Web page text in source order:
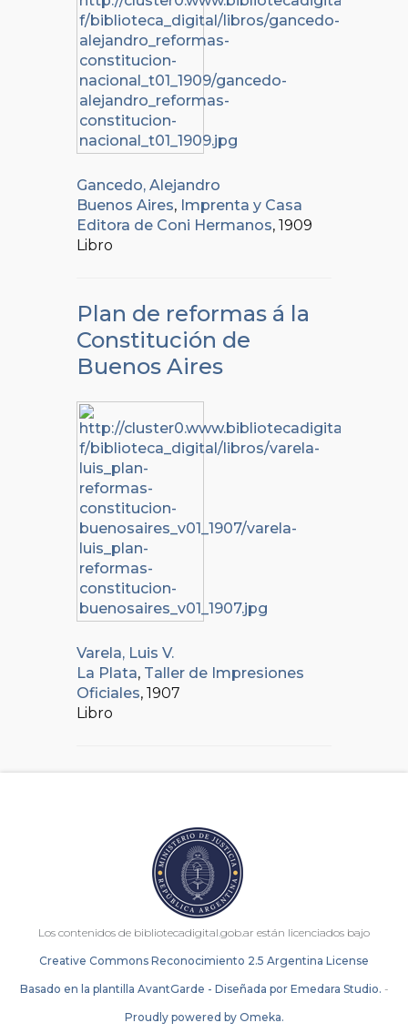
Gancedo, Alejandro
Buenos Aires, Imprenta y Casa
Editora de Coni Hermanos, 1909
Libro
Plan de reformas á la
Constitución de
Buenos Aires
Varela, Luis V.
La Plata, Taller de Impresiones
Oficiales, 1907
Libro
Los contenidos de bibliotecadigital.gob.ar están licenciados bajo
Creative Commons Reconocimiento 2.5 Argentina License
Basado en la plantilla AvantGarde - Diseñada por Emedara Studio. -
Proudly powered by Omeka.